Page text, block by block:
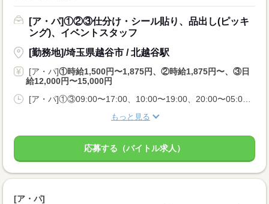
[ア・パ]①②③仕分け・シール貼り、品出し(ピッキ
ング)、イベントスタッフ
[勤務地]/埼玉県越谷市 / 北越谷駅
[ア・パ]①時給1,500円〜1,875円、②時給1,875円〜、③日
給12,000円〜15,000円
もっと見る
応募する（バイトル求人）
[ア・パ]